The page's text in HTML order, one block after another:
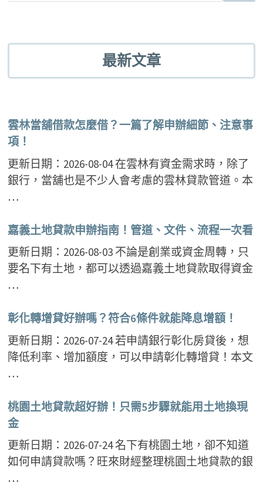
最新文章
雲林當舖借款怎麼借？一篇了解申辦細節、注意事
項！
更新日期：2026-08-04 在雲林有資金需求時，除了
銀行，當舖也是不少人會考慮的雲林貸款管道。本
…
嘉義土地貸款申辦指南！管道、文件、流程一次看
更新日期：2026-08-03 不論是創業或資金周轉，只
要名下有土地，都可以透過嘉義土地貸款取得資金
…
彰化轉增貸好辦嗎？符合6條件就能降息增額！
更新日期：2026-07-24 若申請銀行彰化房貸後，想
降低利率、增加額度，可以申請彰化轉增貸！本文
…
桃園土地貸款超好辦！只需5步驟就能用土地換現
金
更新日期：2026-07-24 名下有桃園土地，卻不知道
如何申請貸款嗎？旺來財經整理桃園土地貸款的銀
…